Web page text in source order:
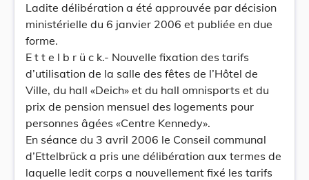
Ladite délibération a été approuvée par décision
ministérielle du 6 janvier 2006 et publiée en due
forme.
E t t e l b r ü c k.- Nouvelle fixation des tarifs
d’utilisation de la salle des fêtes de l’Hôtel de
Ville, du hall «Deich» et du hall omnisports et du
prix de pension mensuel des logements pour
personnes âgées «Centre Kennedy».
En séance du 3 avril 2006 le Conseil communal
d’Ettelbrück a pris une délibération aux termes de
laquelle ledit corps a nouvellement fixé les tarifs